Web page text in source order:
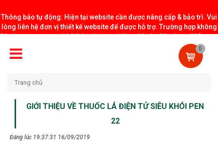
Thông báo tự động: Hiện tại website cần được nâng cấp & bảo trì. Vui
lòng liên hệ đơn vị thiết kế website để được hỗ trợ. Trường hợp không
liên hệ được đơn vị thiết kế website vui lòng liên hệ NhatLongINC.com
0
Trang chủ
GIỚI THIỆU VỀ THUỐC LÁ ĐIỆN TỬ SIÊU KHÓI PEN
22
Đăng lúc 19:37:31 16/09/2019